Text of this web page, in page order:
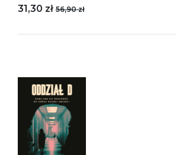
31,30 zł 56,90 zł